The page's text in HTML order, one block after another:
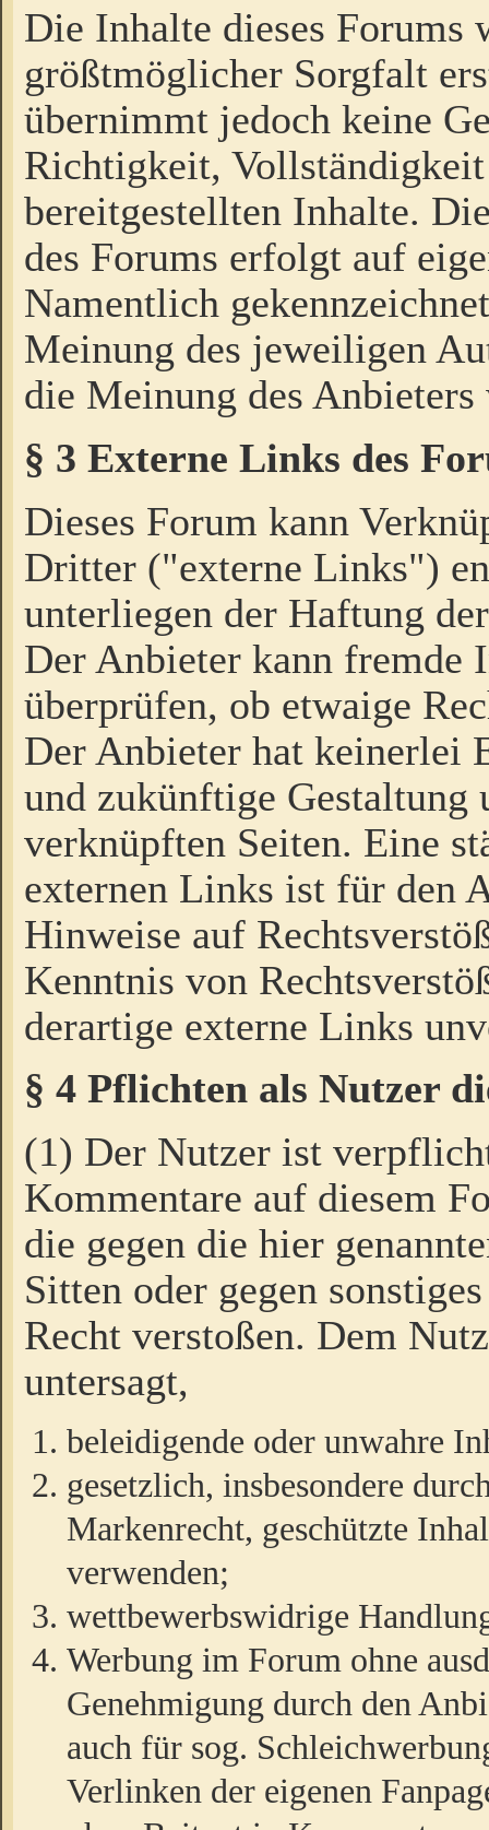
Die Inhalte dieses Forums
größtmöglicher Sorgfalt
übernimmt jedoch keine
Richtigkeit,
bereitgestellten Inhalte.
des Forums erfolgt auf
Namentlich
Meinung des jeweiligen
die Meinung des Anbieters
§ 3 Externe Links des
Dieses Forum kann
Dritter ("externe Links")
unterliegen der Haftung
Der Anbieter kann fremde
überprüfen, ob etwaige
Der Anbieter hat keinerlei
und zukünftige Gestaltung
verknüpften Seiten. Eine
externen Links ist für den
Hinweise auf
Kenntnis von
derartige externe Links
§ 4 Pflichten als Nutzer
(1) Der Nutzer ist
Kommentare auf diesem
die gegen die hier
Sitten oder gegen
Recht verstoßen. Dem
untersagt,
beleidigende oder unwahre
gesetzlich, insbesondere
Markenrecht, geschützte
verwenden;
wettbewerbswidrige
Werbung im Forum ohne
Genehmigung durch den
auch für sog.
Verlinken der eigenen